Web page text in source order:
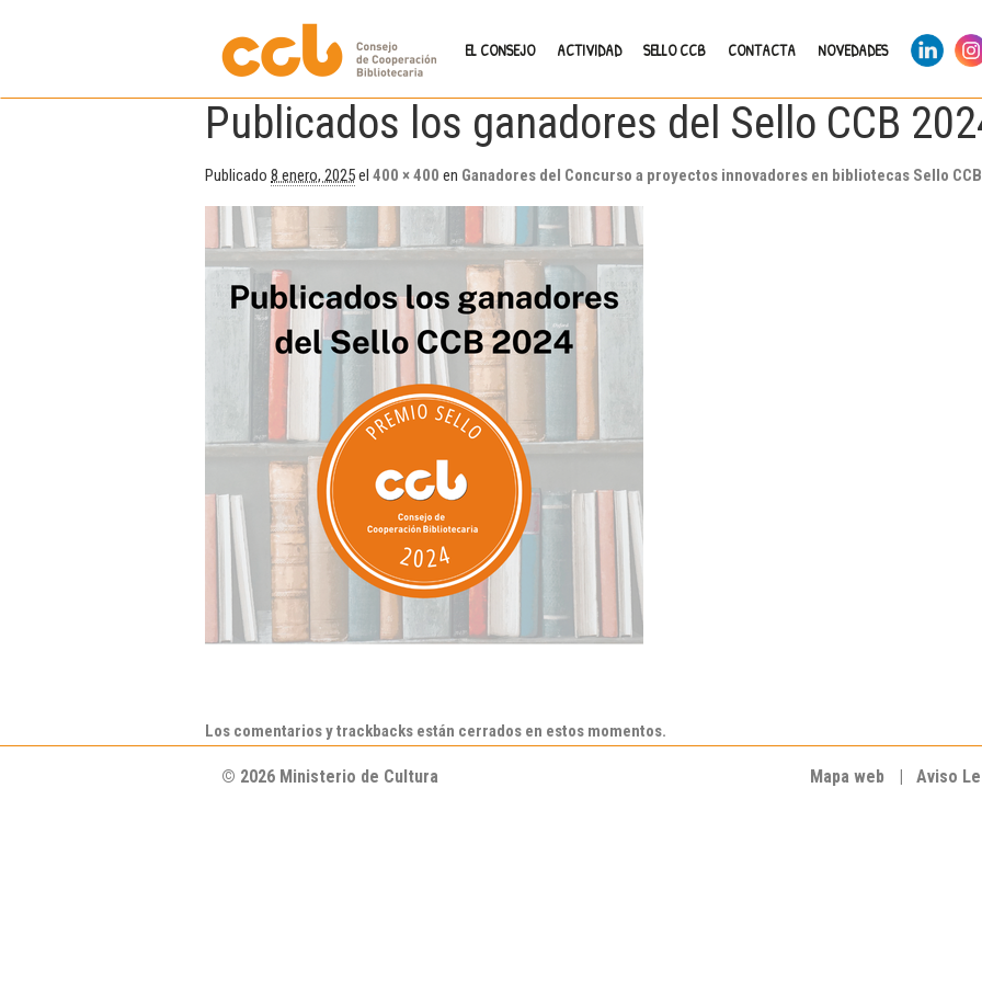
EL CONSEJO ACTIVIDAD SELLO CCB CONTACTA NOVEDADES LinkedIn
Publicados los ganadores del Sello CCB
Publicado 8 enero, 2025el 400 × 400 en Ganadores del Concurso a proyectos innovadores en bibliotecas Sello
Los comentarios y trackbacks están cerrados en estos momentos.
© 2026 Ministerio de Cultura Mapa web | Aviso